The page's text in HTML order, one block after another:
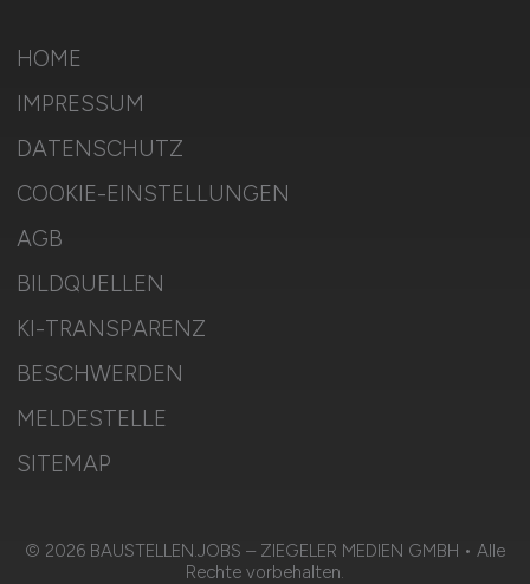
HOME
IMPRESSUM
DATENSCHUTZ
COOKIE-EINSTELLUNGEN
AGB
BILDQUELLEN
KI-TRANSPARENZ
BESCHWERDEN
MELDESTELLE
SITEMAP
© 2026 BAUSTELLEN.JOBS – ZIEGELER MEDIEN GMBH • Alle
Rechte vorbehalten.